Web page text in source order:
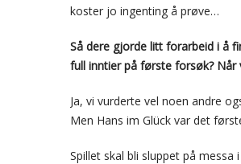
koster jo ingenting å prøve…
Så dere gjorde litt forarbeid i å
full inntier på første forsøk? Når
Ja, vi vurderte vel noen andre
Men Hans im Glück var det
Spillet skal bli sluppet på messa